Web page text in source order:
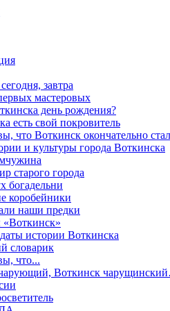
завтра
мастеровых
день рождения?
есть свой покровитель
что Воткинск окончательно
и культуры города Воткинска
старого города
богадельни
коробейники
наши предки
«Воткинск»
истории Воткинска
словарик
что...
Воткинск